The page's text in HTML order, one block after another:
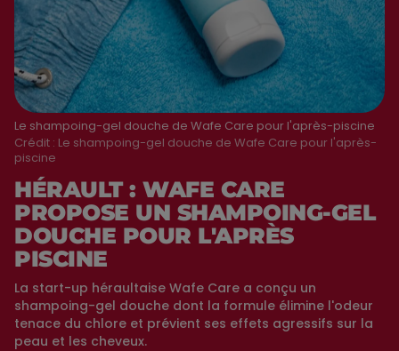
Le shampoing-gel douche de Wafe Care pour l'après-piscine
Crédit : Le shampoing-gel douche de Wafe Care pour l'après-
piscine
HÉRAULT : WAFE CARE
PROPOSE UN SHAMPOING-GEL
DOUCHE POUR L'APRÈS
PISCINE
La start-up héraultaise Wafe Care a conçu un
shampoing-gel douche dont la formule élimine l'odeur
tenace du chlore et prévient ses effets agressifs sur la
peau et les cheveux.